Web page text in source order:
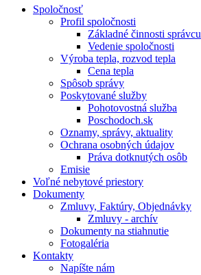
Spoločnosť
Profil spoločnosti
Základné činnosti správcu
Vedenie spoločnosti
Výroba tepla, rozvod tepla
Cena tepla
Spôsob správy
Poskytované služby
Pohotovostná služba
Poschodoch.sk
Oznamy, správy, aktuality
Ochrana osobných údajov
Práva dotknutých osôb
Emisie
Voľné nebytové priestory
Dokumenty
Zmluvy, Faktúry, Objednávky
Zmluvy - archív
Dokumenty na stiahnutie
Fotogaléria
Kontakty
Napíšte nám